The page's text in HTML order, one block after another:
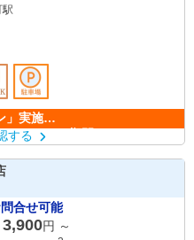
駅
間：6/1～9/30）
する
合せ可能
3,900円 ～